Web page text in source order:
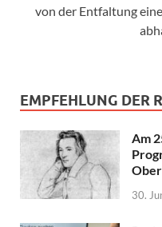
von der Entfaltung
EMPFEHLUNG DER
Am
30.